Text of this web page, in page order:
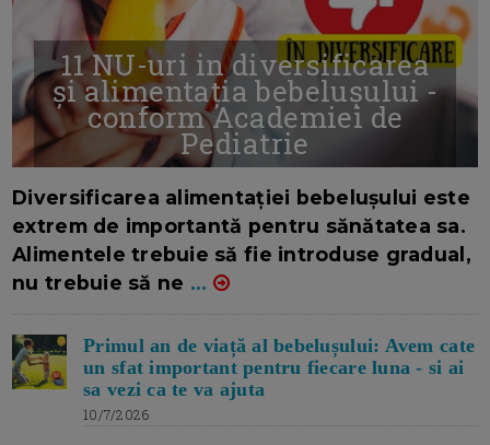
11 NU-uri in diversificarea
și alimentația bebelușului -
conform Academiei de
Pediatrie
Diversificarea alimentației bebelușului este
extrem de importantă pentru sănătatea sa.
Alimentele trebuie să fie introduse gradual,
nu trebuie să ne ...
Primul an de viață al bebelușului: Avem cate
un sfat important pentru fiecare luna - si ai
sa vezi ca te va ajuta
10/7/2026